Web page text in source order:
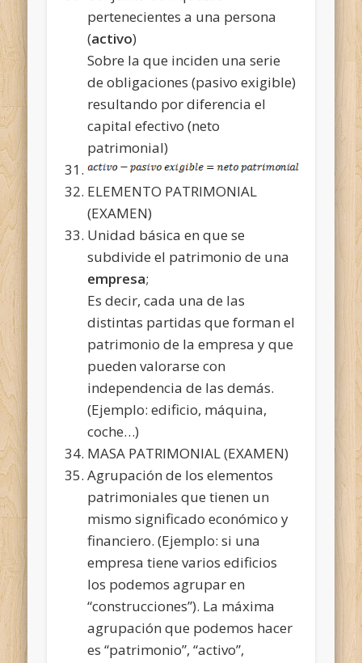
pertenecientes a una persona
(activo)
Sobre la que inciden una serie
de obligaciones (pasivo exigible)
resultando por diferencia el
capital efectivo (neto
patrimonial)
ELEMENTO PATRIMONIAL
(EXAMEN)
Unidad básica en que se
subdivide el patrimonio de una
empresa;
Es decir, cada una de las
distintas partidas que forman el
patrimonio de la empresa y que
pueden valorarse con
independencia de las demás.
(Ejemplo: edificio, máquina,
coche…)
MASA PATRIMONIAL (EXAMEN)
Agrupación de los elementos
patrimoniales que tienen un
mismo significado económico y
financiero. (Ejemplo: si una
empresa tiene varios edificios
los podemos agrupar en
“construcciones”). La máxima
agrupación que podemos hacer
es “patrimonio”, “activo”,